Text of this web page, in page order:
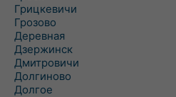
Грицкевичи
Грозово
Деревная
Дзержинск
Дмитровичи
Долгиново
Долгое